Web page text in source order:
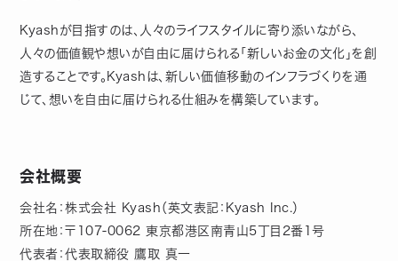
Kyashが目指すのは、人々のライフスタイルに寄り添いながら、
人々の価値観や想いが自由に届けられる「新しいお金の文化」を創
造することです。Kyashは、新しい価値移動のインフラづくりを通
じて、想いを自由に届けられる仕組みを構築しています。
会社概要
会社名：株式会社 Kyash（英文表記：Kyash Inc.）
所在地：〒107-0062 東京都港区南青山5丁目2番1号
代表者：代表取締役 鷹取 真一